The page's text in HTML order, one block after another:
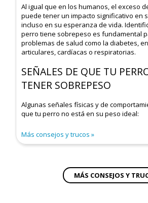
Al igual que en los humanos, el exceso
puede tener un impacto significativo en
incluso en su esperanza de vida.
perro tiene sobrepeso es fundamental
problemas de salud como la diabetes,
articulares, cardíacas o respiratorias.
SEÑALES DE QUE TU
TENER SOBREPESO
Algunas señales físicas y de
que tu perro no está en su peso ideal:
Más consejos y trucos
MÁS CONSEJOS Y